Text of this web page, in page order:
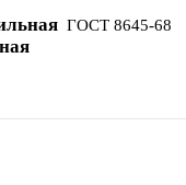
ГОСТ 8645-68